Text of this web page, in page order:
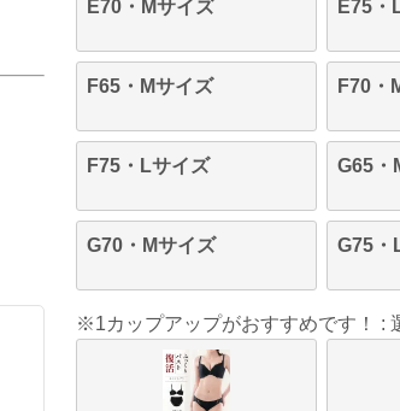
E70・Mサイズ E75・
F65・Mサイズ F70・
F75・Lサイズ G65・
G70・Mサイズ G75・
※1カップアップがおすすめです！